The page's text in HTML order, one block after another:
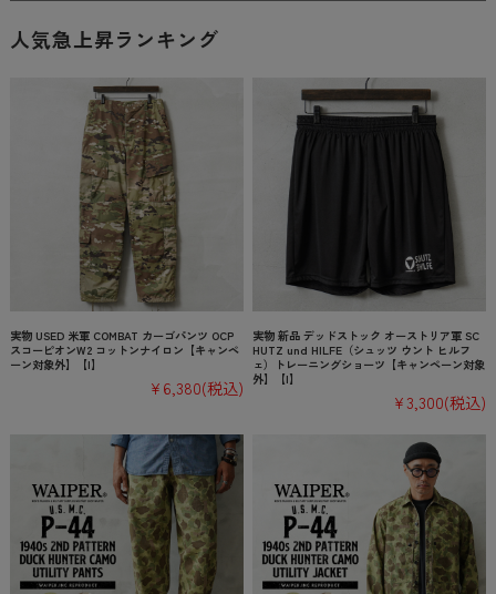
人気急上昇ランキング
実物 USED 米軍 COMBAT カーゴパンツ OCP
スコーピオンW2 コットンナイロン【キャンペ
ーン対象外】【I】
¥6,380(税込)
実物 新品 デッドストック オーストリア軍 SC
HUTZ und HILFE（シュッツ ウント ヒルフ
ェ）トレーニングショーツ【キャンペーン対象
外】【I】
¥3,300(税込)